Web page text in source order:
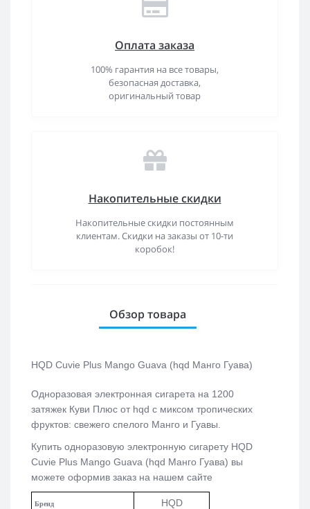
Оплата заказа
100% гарантия на все товары,
безопасная доставка,
оригинальный товар
Накопительные скидки
Накопительные скидки постоянным
клиентам. Скидки на заказы от 10-ти
коробок!
Обзор товара
HQD Cuvie Plus Mango Guava (hqd Манго Гуава)
Одноразовая электронная сигарета на 1200
затяжек Куви Плюс от hqd с миксом тропических
фруктов: свежего спелого Манго и Гуавы.
Купить одноразовую электронную сигарету HQD
Cuvie Plus Mango Guava (hqd Манго Гуава) вы
можете оформив заказ на нашем сайте
Бренд HQD